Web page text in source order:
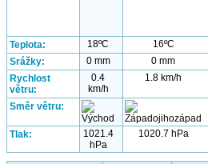
Teplota: 18ºC
16ºC
Srážky:
0 mm
0 mm
Rychlost
větru:
0.4
km/h
1.8 km/h
Směr větru:
Tlak:
1021.4
hPa
1020.7 hPa